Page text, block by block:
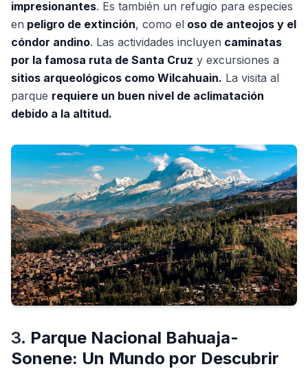
impresionantes. Es también un refugio para especies
en peligro de extinción, como el oso de anteojos y el
cóndor andino. Las actividades incluyen caminatas
por la famosa ruta de Santa Cruz y excursiones a
sitios arqueológicos como Wilcahuain. La visita al
parque requiere un buen nivel de aclimatación
debido a la altitud.
3. Parque Nacional Bahuaja-
Sonene: Un Mundo por Descubrir